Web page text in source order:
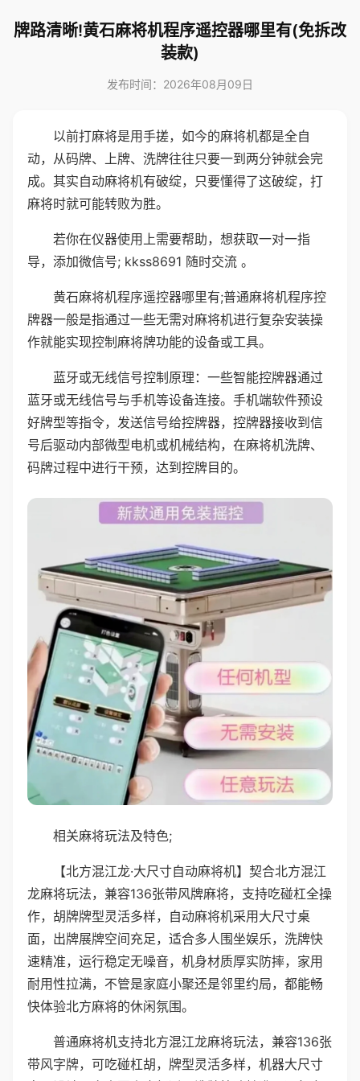
牌路清晰!黄石麻将机程序遥控器哪里有(免拆改
装款)
发布时间：2026年08月09日
以前打麻将是用手搓，如今的麻将机都是全自
动，从码牌、上牌、洗牌往往只要一到两分钟就会完
成。其实自动麻将机有破绽，只要懂得了这破绽，打
麻将时就可能转败为胜。
若你在仪器使用上需要帮助，想获取一对一指
导，添加微信号; kkss8691 随时交流 。
黄石麻将机程序遥控器哪里有;普通麻将机程序控
牌器一般是指通过一些无需对麻将机进行复杂安装操
作就能实现控制麻将牌功能的设备或工具。
蓝牙或无线信号控制原理：一些智能控牌器通过
蓝牙或无线信号与手机等设备连接。手机端软件预设
好牌型等指令，发送信号给控牌器，控牌器接收到信
号后驱动内部微型电机或机械结构，在麻将机洗牌、
码牌过程中进行干预，达到控牌目的。
相关麻将玩法及特色;
【北方混江龙·大尺寸自动麻将机】契合北方混江
龙麻将玩法，兼容136张带风牌麻将，支持吃碰杠全操
作，胡牌牌型灵活多样，自动麻将机采用大尺寸桌
面，出牌展牌空间充足，适合多人围坐娱乐，洗牌快
速精准，运行稳定无噪音，机身材质厚实防摔，家用
耐用性拉满，不管是家庭小聚还是邻里约局，都能畅
快体验北方麻将的休闲氛围。
普通麻将机支持北方混江龙麻将玩法，兼容136张
带风字牌，可吃碰杠胡，牌型灵活多样，机器大尺寸